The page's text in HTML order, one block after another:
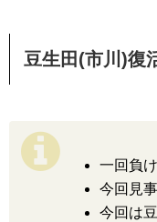
豆生田(市川)復
一回負
今回見
今回は